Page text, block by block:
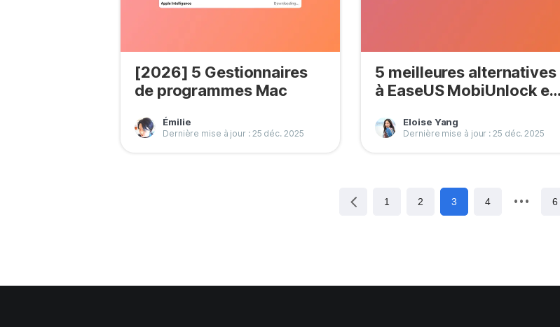
[2026] 5 Gestionnaires
de programmes Mac
Émilie
Dernière mise à jour : 25 déc. 2025
5 meilleures alternatives
à EaseUS MobiUnlock en
Eloise Yang
Dernière mise à jour : 25 déc. 2025
1 2 3 4 6